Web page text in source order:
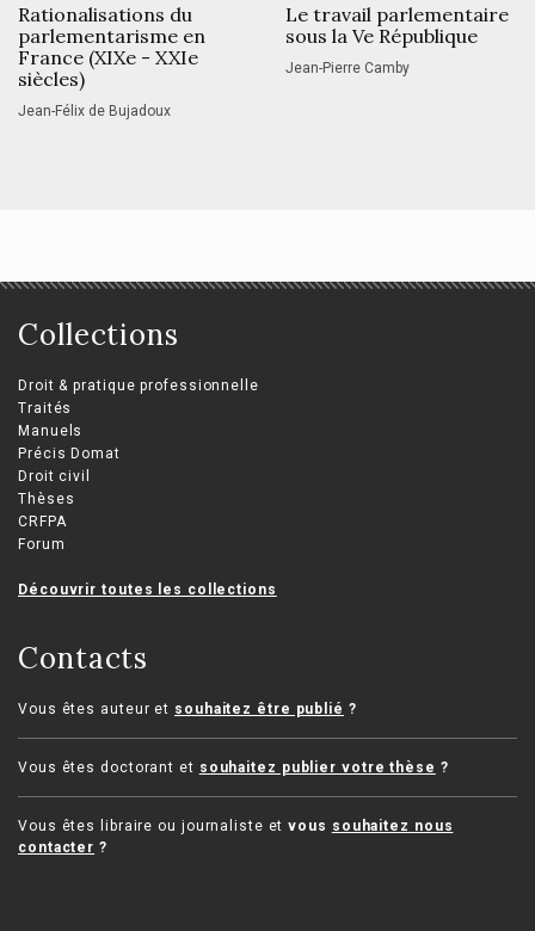
Rationalisations du
parlementarisme en
France (XIXe - XXIe
siècles)
Jean-Félix de Bujadoux
Le travail parlementaire
sous la Ve République
Jean-Pierre Camby
Collections
Droit & pratique professionnelle
Traités
Manuels
Précis Domat
Droit civil
Thèses
CRFPA
Forum
Découvrir toutes les collections
Contacts
Vous êtes auteur et souhaitez être publié ?
Vous êtes doctorant et souhaitez publier votre thèse ?
Vous êtes libraire ou journaliste etvous souhaitez nous
contacter ?